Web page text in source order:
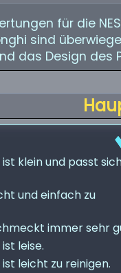
für die
sind
das Design des
klein und passt
und einfach zu
immer sehr
leise.
leicht zu reinigen.